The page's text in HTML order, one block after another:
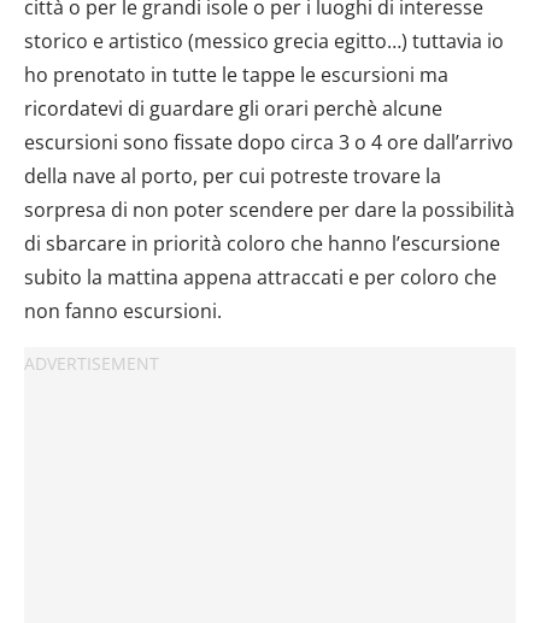
città o per le grandi isole o per i luoghi di interesse
storico e artistico (messico grecia egitto…) tuttavia io
ho prenotato in tutte le tappe le escursioni ma
ricordatevi di guardare gli orari perchè alcune
escursioni sono fissate dopo circa 3 o 4 ore dall’arrivo
della nave al porto, per cui potreste trovare la
sorpresa di non poter scendere per dare la possibilità
di sbarcare in priorità coloro che hanno l’escursione
subito la mattina appena attraccati e per coloro che
non fanno escursioni.